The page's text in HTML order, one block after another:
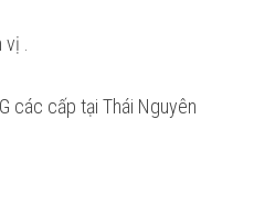
.
các cấp tại Thái Nguyên